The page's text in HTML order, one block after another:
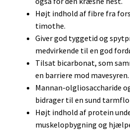
Højt indhold af fibre fra
timothe.
Giver god tyggetid og
medvirkende til en god
Tilsat bicarbonat, som
en barriere mod mavesyren.
Mannan-olgliosaccharide
bidrager til en sund
Højt indhold af protein
muskelopbygning og